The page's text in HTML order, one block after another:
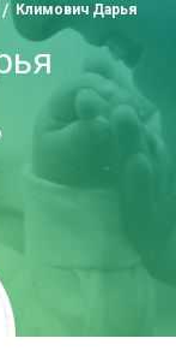
Климович Дарья